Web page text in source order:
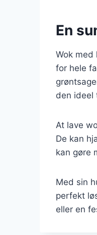
En
Wok med
for hele
den ideel
At lave
De kan
kan gøre
Med sin
perfekt
eller en